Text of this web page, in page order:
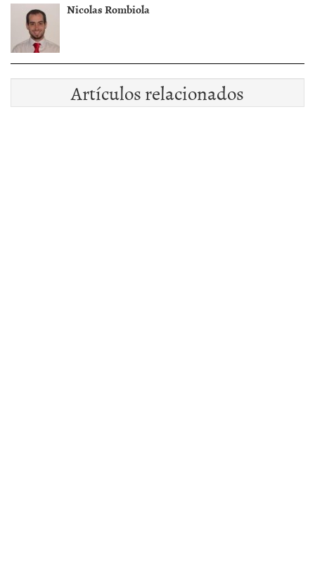
Nicolas Rombiola
Artículos relacionados